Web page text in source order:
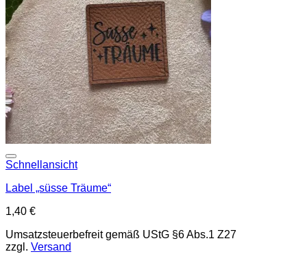
Schnellansicht
Label „süsse Träume“
1,40 €
Umsatzsteuerbefreit gemäß UStG §6 Abs.1 Z27
zzgl. Versand